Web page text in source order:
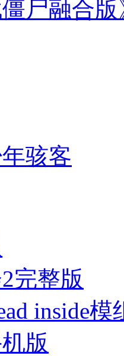
僵尸融合
骇客
完整版
inside模
版